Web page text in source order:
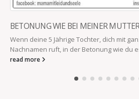
WIE BEI MEINER MUTTER
5 Jährige Tochter, dich mit ganzen
ruft, in der Betonung wie du es sonst